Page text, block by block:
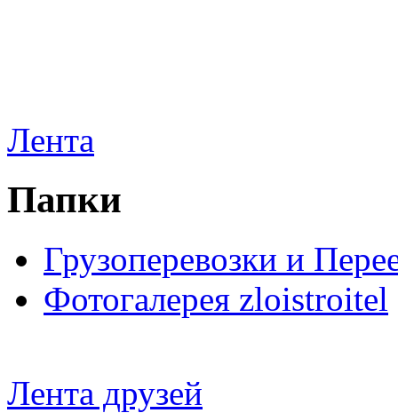
Лента
Папки
Грузоперевозки и
Фотогалерея zloistroitel
Лента друзей